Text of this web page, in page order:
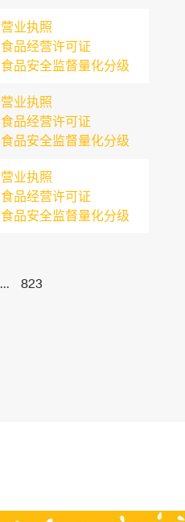
营业执照
食品经营许可证
食品安全监督量化分级
营业执照
食品经营许可证
食品安全监督量化分级
营业执照
食品经营许可证
食品安全监督量化分级
... 823